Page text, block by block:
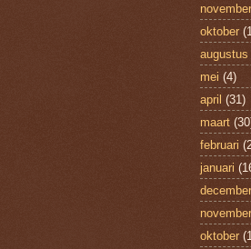
november
oktober
augustus
mei (4)
april (31)
maart
februari
januari
december
november
oktober